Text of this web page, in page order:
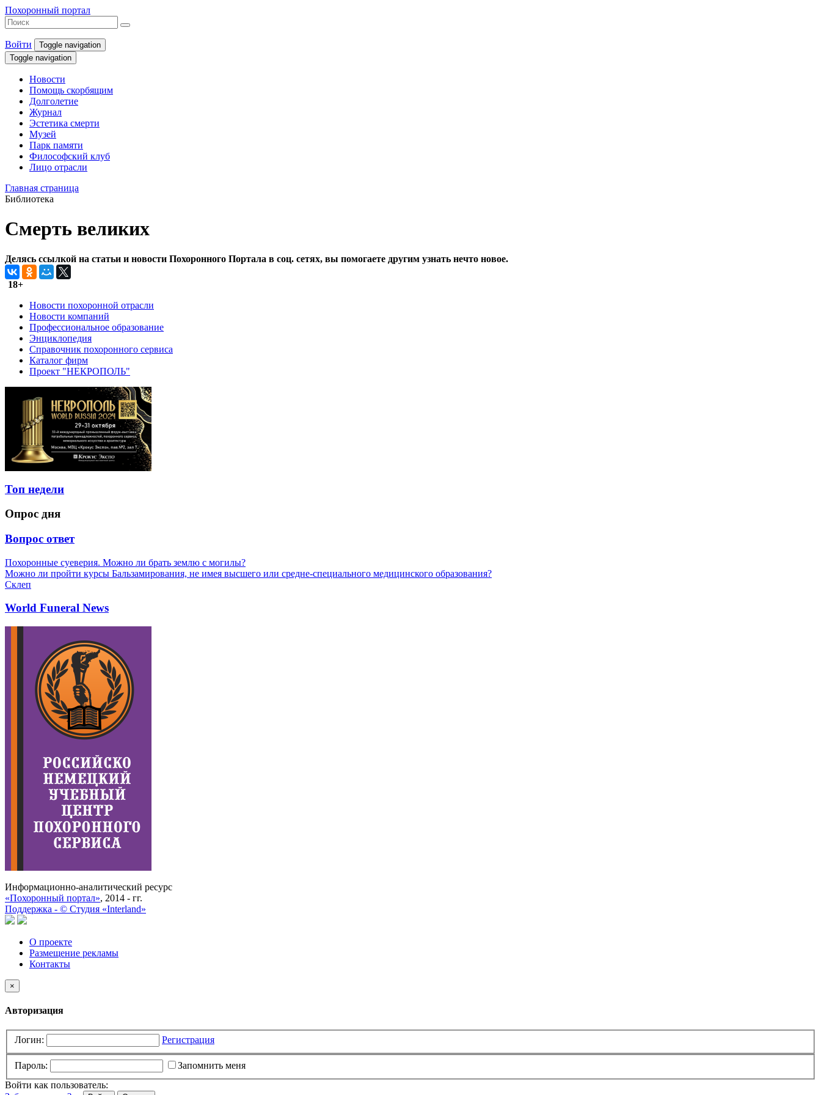
Похоронный портал
Войти
Toggle navigation
Toggle navigation
Новости
Помощь скорбящим
Долголетие
Журнал
Эстетика смерти
Музей
Парк памяти
Философский клуб
Лицо отрасли
Главная страница
Библиотека
Смерть великих
Делясь ссылкой на статьи и новости Похоронного Портала в соц. сетях, вы помогаете другим узнать нечто новое.
18+
Новости похоронной отрасли
Новости компаний
Профессиональное образование
Энциклопедия
Справочник похоронного сервиса
Каталог фирм
Проект "НЕКРОПОЛЬ"
Топ недели
Опрос дня
Вопрос ответ
Похоронные суеверия. Можно ли брать землю с могилы?
Можно ли пройти курсы Бальзамирования, не имея высшего или средне-специального медицинского образования?
Склеп
World Funeral News
Информационно-аналитический ресурс
«Похоронный портал», 2014 - гг.
Поддержка - © Cтудия «Interland»
О проекте
Размещение рекламы
Контакты
×
Авторизация
Логин: Регистрация
Пароль:
Запомнить меня
Войти как пользователь: